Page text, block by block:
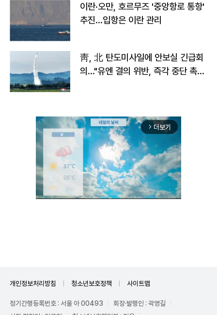
이란·오만, 호르무즈 '중앙항로 통항'
추진…입항은 이란 관리
靑, 北 탄도미사일에 안보실 긴급회
의…"유엔 결의 위반, 즉각 중단 촉
arrow_forward_ios 더보기
개인정보처리방침 청소년보호정책 사이트맵
정기간행등록번호 : 서울 아 00493
회장·발행인 : 곽영길